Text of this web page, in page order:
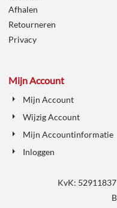
Afhalen
Retourneren
Privacy
Mijn Account
Mijn Account
Wijzig Account
Mijn Accountinformatie
Inloggen
KvK: